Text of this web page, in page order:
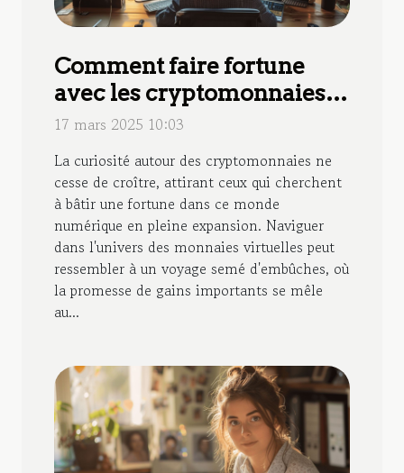
Comment faire fortune
avec les cryptomonnaies
sans se faire arnaquer
17 mars 2025 10:03
La curiosité autour des cryptomonnaies ne
cesse de croître, attirant ceux qui cherchent
à bâtir une fortune dans ce monde
numérique en pleine expansion. Naviguer
dans l'univers des monnaies virtuelles peut
ressembler à un voyage semé d'embûches, où
la promesse de gains importants se mêle
au...